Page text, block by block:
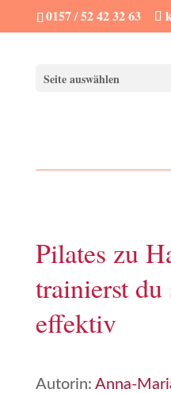
0157 / 52 42 32 63
Seite auswählen
Pilates zu
trainierst du
effektiv
Autorin: Anna-